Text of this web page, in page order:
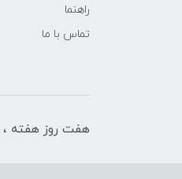
راهنما
تماس با ما
هفت روز هفته ، از ساعت 10:00 تا